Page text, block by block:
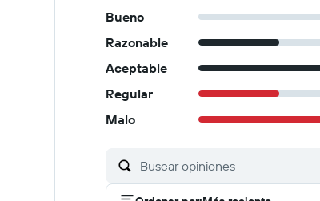
Bueno
Razonable
Aceptable
Regular
Malo